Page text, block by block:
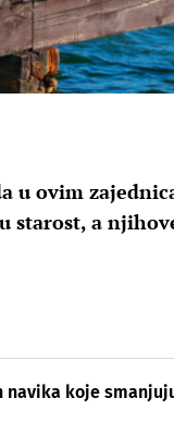
u ovim
starost, a
koje